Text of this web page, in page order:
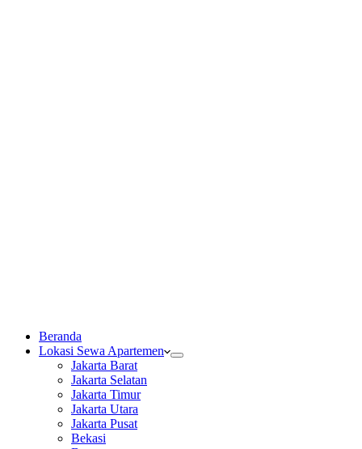
Beranda
Lokasi Sewa Apartemen
Jakarta Barat
Jakarta Selatan
Jakarta Timur
Jakarta Utara
Jakarta Pusat
Bekasi